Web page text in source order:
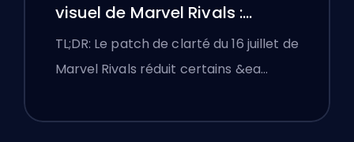
visuel de Marvel Rivals :
Meilleurs réglages compétitifs
après le patch du 16 juillet
TL;DR: Le patch de clarté du 16 juillet de
Marvel Rivals réduit certains &ea…